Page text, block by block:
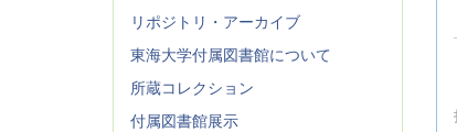
リポジトリ・アーカイブ
東海大学付属図書館について
所蔵コレクション
付属図書館展示